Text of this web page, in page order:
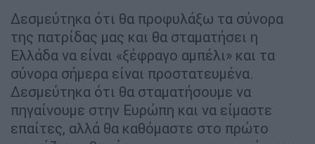
Δεσμεύτηκα ότι θα προφυλάξω τα σύνορα
της πατρίδας μας και θα σταματήσει η
Ελλάδα να είναι «ξέφραγο αμπέλι» και τα
σύνορα σήμερα είναι προστατευμένα.
Δεσμεύτηκα ότι θα σταματήσουμε να
πηγαίνουμε στην Ευρώπη και να είμαστε
επαίτες, αλλά θα καθόμαστε στο πρώτο